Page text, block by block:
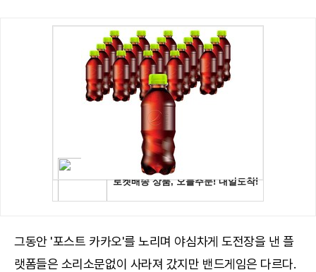
그동안 '포스트 카카오'를 노리며 야심차게 도전장을 낸 플
랫폼들은 소리소문없이 사라져 갔지만 밴드게임은 다르다.